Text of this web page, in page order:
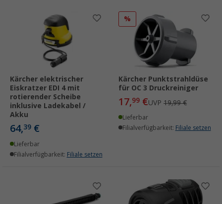
Kärcher elektrischer
Eiskratzer EDI 4 mit
rotierender Scheibe
inklusive Ladekabel /
Akku
64,39 €
Lieferbar
Filialverfügbarkeit: Filiale setzen
%
Kärcher Punktstrahldüse
für OC 3 Druckreiniger
17,99 €UVP 19,99 €
Lieferbar
Filialverfügbarkeit: Filiale setzen